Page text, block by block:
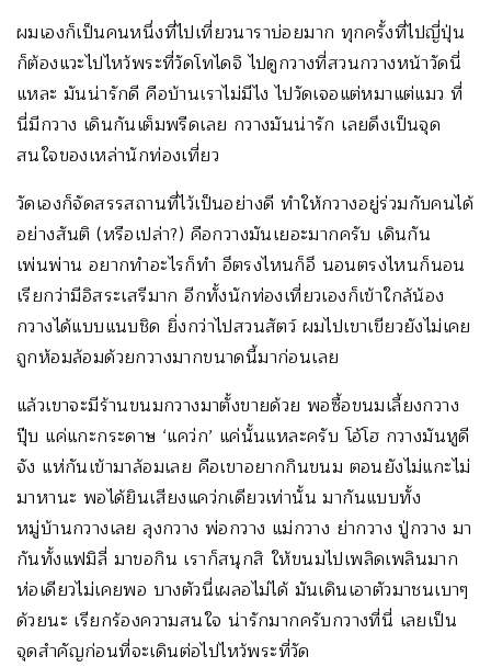
ผมเองก็เป็นคนหนึ่งที่ไปเที่ยวนาราบ่อยมาก ทุกครั้งที่ไปญี่ปุ่น
ก็ต้องแวะไปไหว้พระที่วัดโทไดจิ ไปดูกวางที่สวนกวางหน้าวัดนี่
แหละ มันน่ารักดี คือบ้านเราไม่มีไง ไปวัดเจอแต่หมาแต่แมว ที่
นี่มีกวาง เดินกันเต็มพรืดเลย กวางมันน่ารัก เลยดึงเป็นจุด
สนใจของเหล่านักท่องเที่ยว
วัดเองก็จัดสรรสถานที่ไว้เป็นอย่างดี ทำให้กวางอยู่ร่วมกับคนได้
อย่างสันติ (หรือเปล่า?) คือกวางมันเยอะมากครับ เดินกัน
เพ่นพ่าน อยากทำอะไรก็ทำ อึตรงไหนก็อึ นอนตรงไหนก็นอน
เรียกว่ามีอิสระเสรีมาก อีกทั้งนักท่องเที่ยวเองก็เข้าใกล้น้อง
กวางได้แบบแนบชิด ยิ่งกว่าไปสวนสัตว์ ผมไปเขาเขียวยังไม่เคย
ถูกห้อมล้อมด้วยกวางมากขนาดนี้มาก่อนเลย
แล้วเขาจะมีร้านขนมกวางมาตั้งขายด้วย พอซื้อขนมเลี้ยงกวาง
ปุ๊บ แค่แกะกระดาษ ‘แคว่ก’ แค่นั้นแหละครับ โอ้โฮ กวางมันหูดี
จัง แห่กันเข้ามาล้อมเลย คือเขาอยากกินขนม ตอนยังไม่แกะไม่
มาหานะ พอได้ยินเสียงแคว่กเดียวเท่านั้น มากันแบบทั้ง
หมู่บ้านกวางเลย ลุงกวาง พ่อกวาง แม่กวาง ย่ากวาง ปู่กวาง มา
กันทั้งแฟมิลี่ มาขอกิน เราก็สนุกสิ ให้ขนมไปเพลิดเพลินมาก
ห่อเดียวไม่เคยพอ บางตัวนี่เผลอไม่ได้ มันเดินเอาตัวมาชนเบาๆ
ด้วยนะ เรียกร้องความสนใจ น่ารักมากครับกวางที่นี่ เลยเป็น
จุดสำคัญก่อนที่จะเดินต่อไปไหว้พระที่วัด